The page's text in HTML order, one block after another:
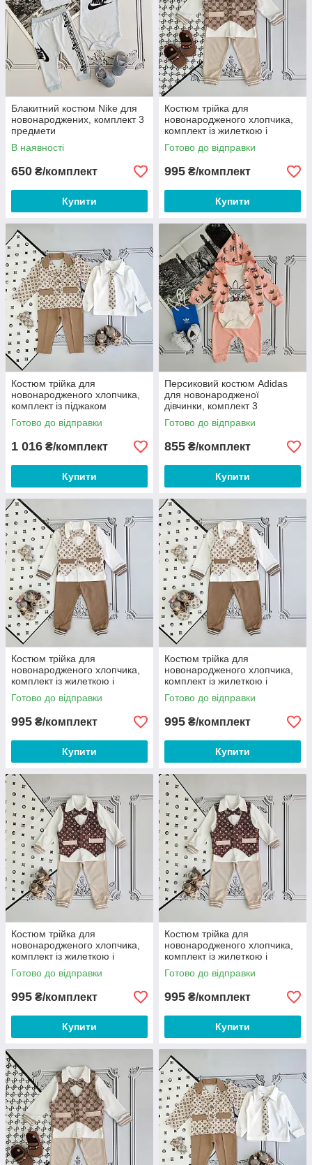
Блакитний костюм Nike для
новонароджених, комплект 3
предмети
В наявності
650 ₴/комплект
Купити
Костюм трійка для
новонародженого хлопчика,
комплект із жилеткою і
метеликом
Готово до відправки
995 ₴/комплект
Купити
Костюм трійка для
новонародженого хлопчика,
комплект із піджаком
Готово до відправки
1 016 ₴/комплект
Купити
Персиковий костюм Adidas
для новонародженої
дівчинки, комплект 3
предмети 68-74
Готово до відправки
855 ₴/комплект
Купити
Костюм трійка для
новонародженого хлопчика,
комплект із жилеткою і
метеликом 86
Готово до відправки
995 ₴/комплект
Купити
Костюм трійка для
новонародженого хлопчика,
комплект із жилеткою і
метеликом 92
Готово до відправки
995 ₴/комплект
Купити
Костюм трійка для
новонародженого хлопчика,
комплект із жилеткою і
метеликом 86
Готово до відправки
995 ₴/комплект
Купити
Костюм трійка для
новонародженого хлопчика,
комплект із жилеткою і
метеликом 92
Готово до відправки
995 ₴/комплект
Купити